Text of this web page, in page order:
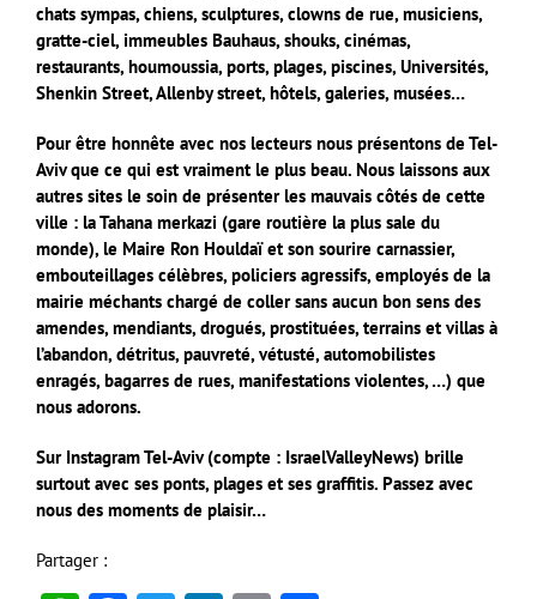
chats sympas, chiens, sculptures, clowns de rue, musiciens,
gratte-ciel, immeubles Bauhaus, shouks, cinémas,
restaurants, houmoussia, ports, plages, piscines, Universités,
Shenkin Street, Allenby street, hôtels, galeries, musées…
Pour être honnête avec nos lecteurs nous présentons de Tel-
Aviv que ce qui est vraiment le plus beau. Nous laissons aux
autres sites le soin de présenter les mauvais côtés de cette
ville : la Tahana merkazi (gare routière la plus sale du
monde), le Maire Ron Houldaï et son sourire carnassier,
embouteillages célèbres, policiers agressifs, employés de la
mairie méchants chargé de coller sans aucun bon sens des
amendes, mendiants, drogués, prostituées, terrains et villas à
l’abandon, détritus, pauvreté, vétusté, automobilistes
enragés, bagarres de rues, manifestations violentes, …) que
nous adorons.
Sur Instagram Tel-Aviv (compte : IsraelValleyNews) brille
surtout avec ses ponts, plages et ses graffitis. Passez avec
nous des moments de plaisir…
Partager :